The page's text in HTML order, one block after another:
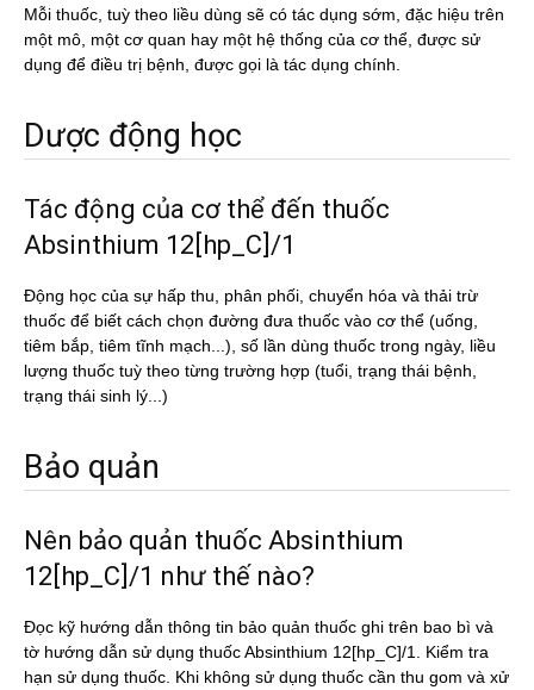
Mỗi thuốc, tuỳ theo liều dùng sẽ có tác dụng sớm, đặc hiệu trên
một mô, một cơ quan hay một hệ thống của cơ thể, được sử
dụng để điều trị bệnh, được gọi là tác dụng chính.
Dược động học
Tác động của cơ thể đến thuốc
Absinthium 12[hp_C]/1
Động học của sự hấp thu, phân phối, chuyển hóa và thải trừ
thuốc để biết cách chọn đường đưa thuốc vào cơ thể (uống,
tiêm bắp, tiêm tĩnh mạch...), số lần dùng thuốc trong ngày, liều
lượng thuốc tuỳ theo từng trường hợp (tuổi, trạng thái bệnh,
trạng thái sinh lý...)
Bảo quản
Nên bảo quản thuốc Absinthium
12[hp_C]/1 như thế nào?
Đọc kỹ hướng dẫn thông tin bảo quản thuốc ghi trên bao bì và
tờ hướng dẫn sử dụng thuốc Absinthium 12[hp_C]/1. Kiểm tra
hạn sử dụng thuốc. Khi không sử dụng thuốc cần thu gom và xử